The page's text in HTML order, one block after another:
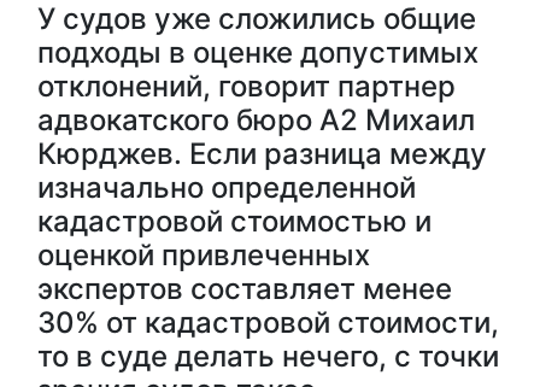
У судов уже сложились общие
подходы в оценке допустимых
отклонений, говорит партнер
адвокатского бюро А2 Михаил
Кюрджев. Если разница между
изначально определенной
кадастровой стоимостью и
оценкой привлеченных
экспертов составляет менее
30% от кадастровой стоимости,
то в суде делать нечего, с точки